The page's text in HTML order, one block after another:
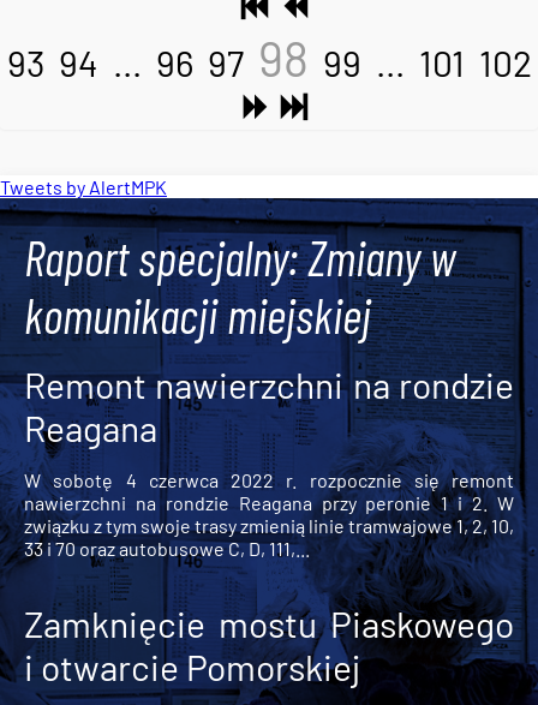
93 94 ... 96 97 98 99 ... 101 102
Tweets by AlertMPK
Raport specjalny: Zmiany w
komunikacji miejskiej
Remont nawierzchni na rondzie
Reagana
W sobotę 4 czerwca 2022 r. rozpocznie się remont
nawierzchni na rondzie Reagana przy peronie 1 i 2. W
związku z tym swoje trasy zmienią linie tramwajowe 1, 2, 10,
33 i 70 oraz autobusowe C, D, 111,...
Zamknięcie mostu Piaskowego
i otwarcie Pomorskiej